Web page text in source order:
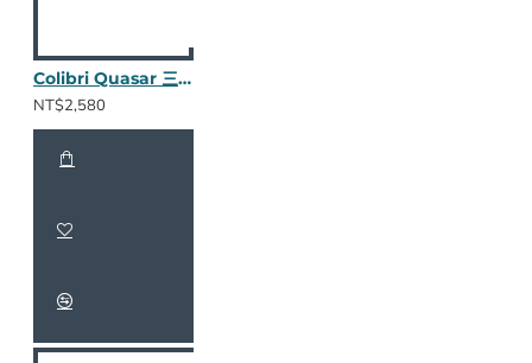
Colibri Quasar 三合一鑽孔器 (暗夜黑)
NT$2,580